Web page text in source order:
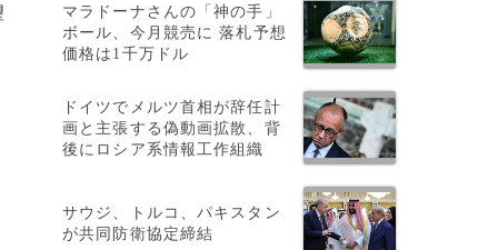
マラドーナさんの「神の手」
ボール、今月競売に 落札予想
価格は1千万ドル
ドイツでメルツ首相が辞任計
画と主張する偽動画拡散、背
後にロシア系情報工作組織
サウジ、トルコ、パキスタン
が共同防衛協定締結